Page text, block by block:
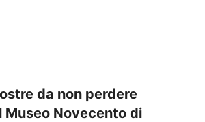
da non perdere
Museo Novecento di